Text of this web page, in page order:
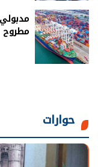
مطروح
حوارات